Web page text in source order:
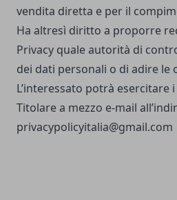
vendita diretta e per il
Ha altresì diritto a proporre
Privacy quale autorità di
dei dati personali o di adire
L’interessato potrà
Titolare a mezzo e-mail
privacypolicyitalia@gmail.com